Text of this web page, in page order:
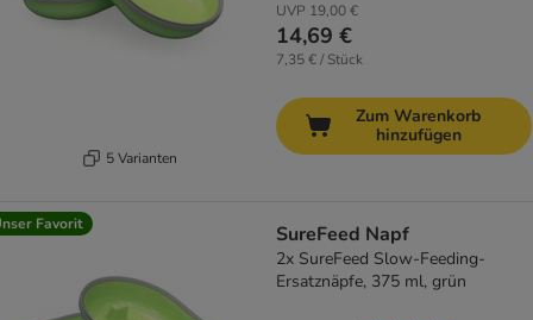
5 Varianten
UVP 19,00 €
14,69 €
7,35 € / Stück
Zum Warenkorb
hinzufügen
Favorit SureFeed Napf
2x SureFeed Slow-Feeding-
Ersatznäpfe, 375 ml, grün